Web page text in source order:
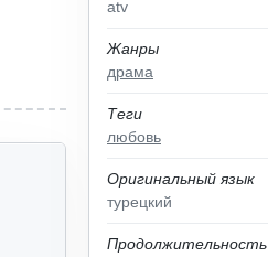
atv
Жанры
драма
Теги
любовь
Оригинальный язык
турецкий
Продолжительность